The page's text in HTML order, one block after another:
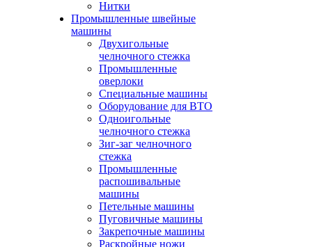
Нитки
Промышленные швейные
машины
Двухигольные
челночного стежка
Промышленные
оверлоки
Специальные машины
Оборудование для ВТО
Одноигольные
челночного стежка
Зиг-заг челночного
стежка
Промышленные
распошивальные
машины
Петельные машины
Пуговичные машины
Закрепочные машины
Раскройные ножи